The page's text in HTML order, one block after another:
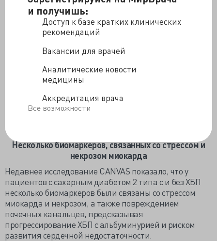
и получишь:
Доступ к базе кратких клинических
рекомендаций
Вакансии для врачей
Аналитические новости
медицины
Аккредитация врача
Все возможности
так что любой диагноз может увеличить риск или
усугубить другой.
Пациенты с сахарным диабетом 2 типа и
альбуминурией при ХБП подвергаются особенно
осложнений, и исследования показали, что несколько
циркулирующих биомаркеров кардиоренального
стресса могут прогнозировать начало и
прогрессирование ХБП при диабете 2 типа, а также
сердечно-сосудистые события.
Несколько биомаркеров, связанных со стрессом и
некрозом миокарда
Недавнее исследование CANVAS показало, что у
пациентов с сахарным диабетом 2 типа с и без ХБП
несколько биомаркеров были связаны со стрессом
миокарда и некрозом, а также повреждением
почечных канальцев, предсказывая
прогрессирование ХБП с альбуминурией и риском
развития сердечной недостаточности.